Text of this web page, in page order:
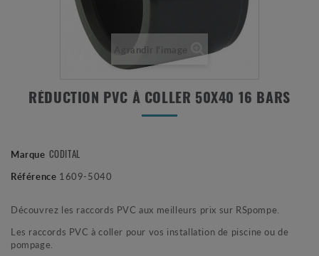
Agrandir l'image
RÉDUCTION PVC À COLLER 50X40 16 BARS
Marque CODITAL
Référence 1609-5040
Découvrez les raccords PVC aux meilleurs prix sur RSpompe.
Les raccords PVC à coller pour vos installation de piscine ou de
pompage.